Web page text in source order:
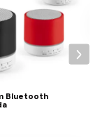
Bluetooth